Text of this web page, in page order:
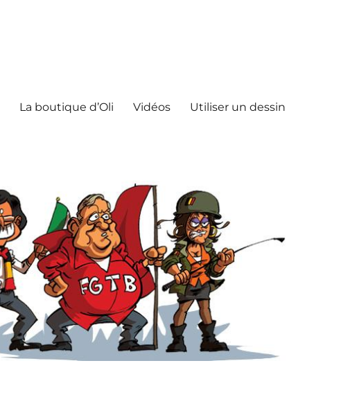
La boutique d’Oli Vidéos Utiliser un dessin